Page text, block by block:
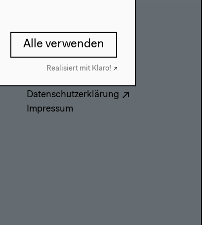
Kontakt
Team
Datenschutzerklärung
Impressum
Alle verwenden
Realisiert mit Klaro!